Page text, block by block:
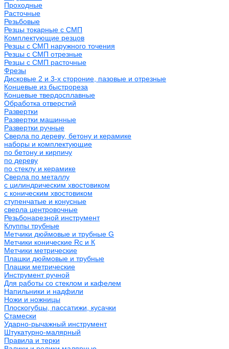
Проходные
Расточные
Резьбовые
Резцы токарные с СМП
Комплектующие резцов
Резцы с СМП наружного точения
Резцы с СМП отрезные
Резцы с СМП расточные
Фрезы
Дисковые 2 и 3-х стороние, пазовые и отрезные
Концевые из быстрореза
Концевые твердосплавные
Обработка отверстий
Развертки
Развертки машинные
Развертки ручные
Сверла по дереву, бетону и керамике
наборы и комплектующие
по бетону и кирпичу
по дереву
по стеклу и керамике
Сверла по металлу
c цилиндрическим хвостовиком
c коническим хвостовиком
cтупенчатые и конусные
сверла центровочные
Резьбонарезной инструмент
Клуппы трубные
Метчики дюймовые и трубные G
Метчики конические Rc и К
Метчики метрические
Плашки дюймовые и трубные
Плашки метрические
Инструмент ручной
Для работы со стеклом и кафелем
Напильники и надфили
Ножи и ножницы
Плоскогубцы, пассатижи, кусачки
Стамески
Ударно-рычажный инструмент
Штукатурно-малярный
Правила и терки